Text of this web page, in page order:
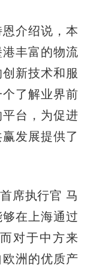
介绍说，本
丰富的物流
新技术和服
了解业界前
台，为促进
发展提供了
席执行官 马
在上海通过
对于中方来
洲的优质产